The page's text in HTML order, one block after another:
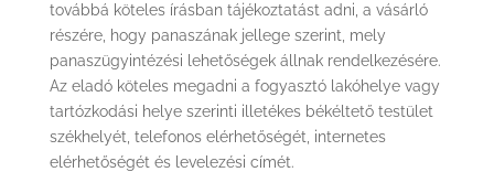
továbbá köteles írásban tájékoztatást adni, a vásárló
részére, hogy panaszának jellege szerint, mely
panaszügyintézési lehetőségek állnak rendelkezésére.
Az eladó köteles megadni a fogyasztó lakóhelye vagy
tartózkodási helye szerinti illetékes békéltető testület
székhelyét, telefonos elérhetőségét, internetes
elérhetőségét és levelezési címét.